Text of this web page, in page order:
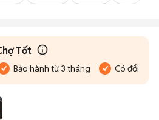
Tốt
Bảo hành từ 3 tháng Có đổi trả